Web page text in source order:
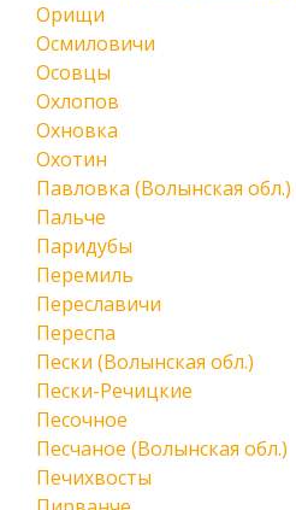
Орищи
Осмиловичи
Осовцы
Охлопов
Охновка
Охотин
Павловка (Волынская обл.)
Пальче
Паридубы
Перемиль
Переславичи
Переспа
Пески (Волынская обл.)
Пески-Речицкие
Песочное
Песчаное (Волынская обл.)
Печихвосты